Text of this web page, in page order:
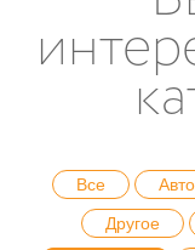
Все
Другое